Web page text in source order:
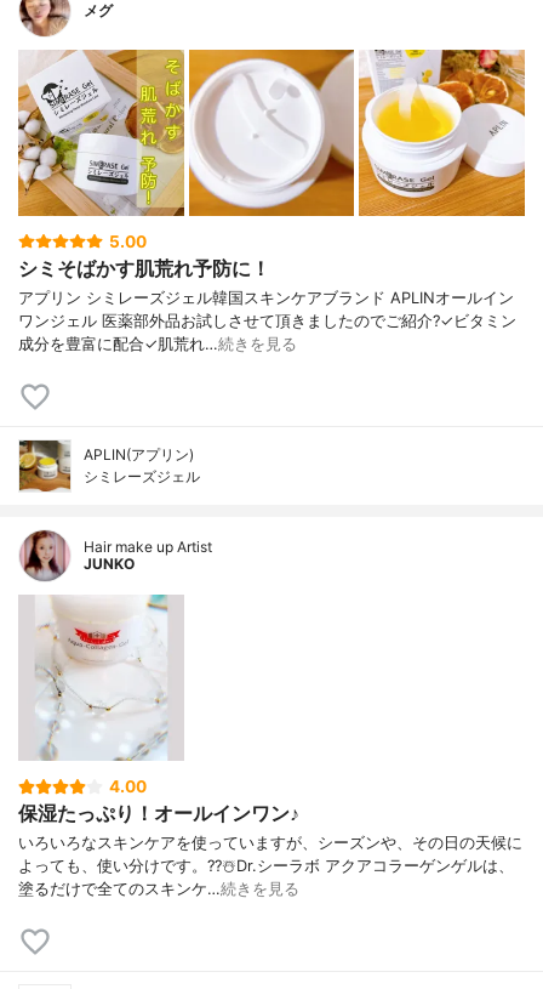
メグ
5.00
シミそばかす肌荒れ予防に！
アプリン シミレーズジェル韓国スキンケアブランド APLINオールイン
ワンジェル 医薬部外品お試しさせて頂きましたのでご紹介?✓ビタミン
成分を豊富に配合✓肌荒れ…続きを見る
APLIN(アプリン)
シミレーズジェル
Hair make up Artist
JUNKO
4.00
保湿たっぷり！オールインワン♪
いろいろなスキンケアを使っていますが、シーズンや、その日の天候に
よっても、使い分けです。??☃️Dr.シーラボ アクアコラーゲンゲルは、
塗るだけで全てのスキンケ…続きを見る